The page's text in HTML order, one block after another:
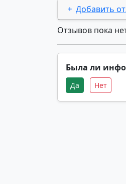
Добавить
Отзывов пока
Была ли
Да Нет